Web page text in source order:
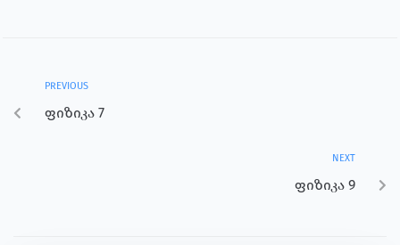
PREVIOUS
ფიზიკა 7
NEXT
ფიზიკა 9